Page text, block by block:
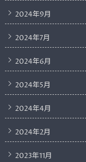
2024年9月
2024年7月
2024年6月
2024年5月
2024年4月
2024年2月
2023年11月